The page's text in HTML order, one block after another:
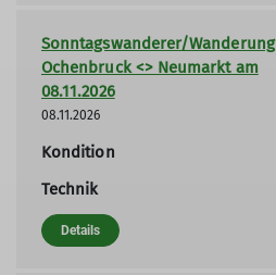
Sonntagswanderer/Wanderung
Ochenbruck <> Neumarkt am
08.11.2026
08.11.2026
Kondition
Technik
Details